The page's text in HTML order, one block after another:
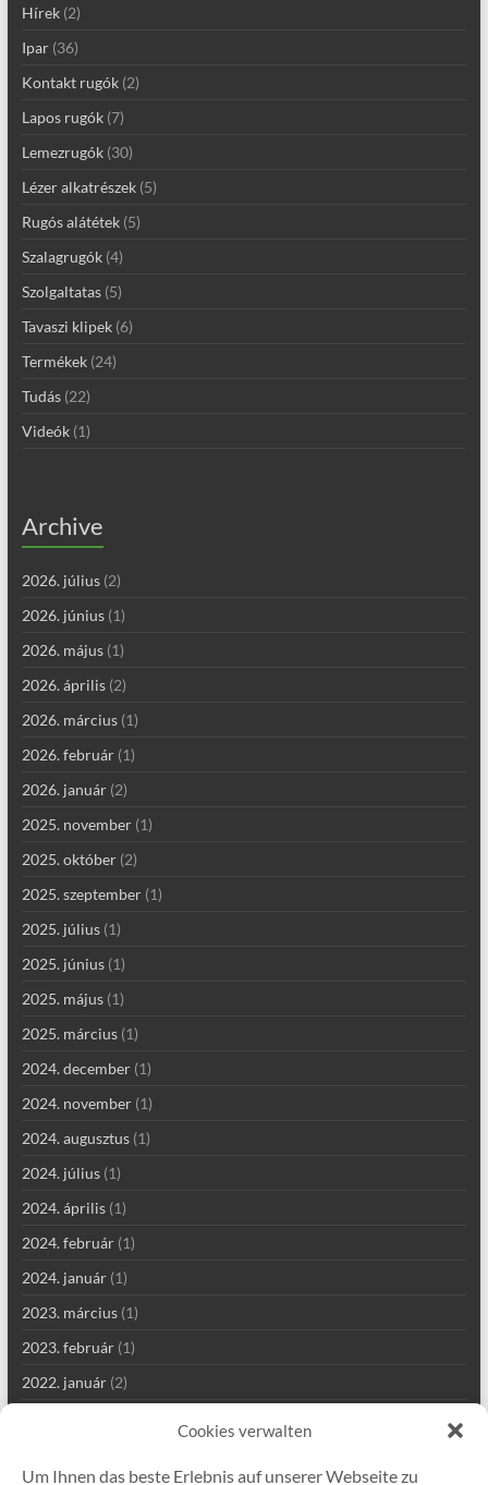
Cookies verwalten
Um Ihnen das beste Erlebnis auf unserer Webseite zu
Hírek(2)
Ipar(36)
Kontakt rugók(2)
Lapos rugók(7)
Lemezrugók(30)
Lézer alkatrészek(5)
Rugós alátétek(5)
Szalagrugók(4)
Szolgaltatas(5)
Tavaszi klipek(6)
Termékek(24)
Tudás(22)
Videók(1)
Archive
2026. július(2)
2026. június(1)
2026. május(1)
2026. április(2)
2026. március(1)
2026. február(1)
2026. január(2)
2025. november(1)
2025. október(2)
2025. szeptember(1)
2025. július(1)
2025. június(1)
2025. május(1)
2025. március(1)
2024. december(1)
2024. november(1)
2024. augusztus(1)
2024. július(1)
2024. április(1)
2024. február(1)
2024. január(1)
2023. március(1)
2023. február(1)
2022. január(2)